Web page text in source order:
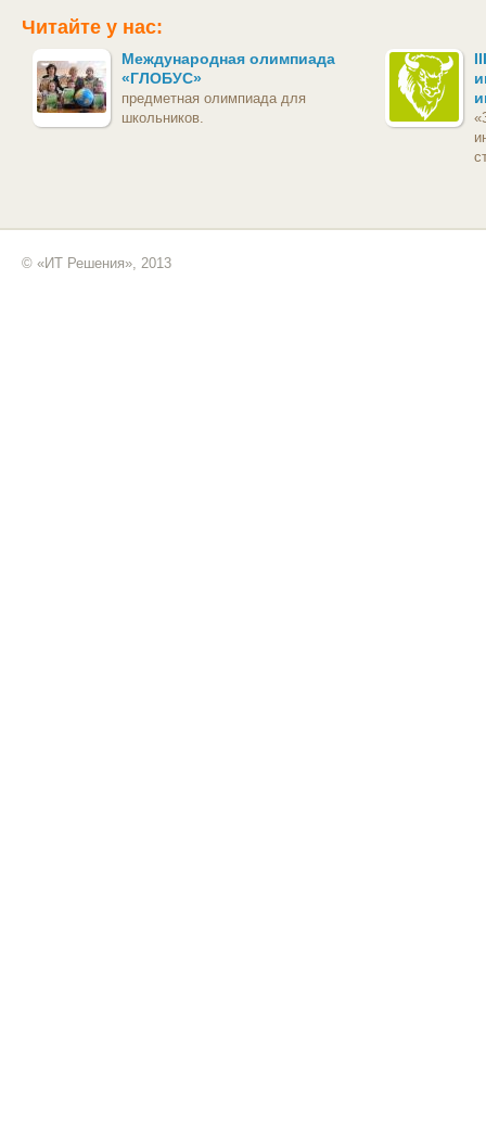
Читайте у нас:
Международная олимпиада
«ГЛОБУС»
предметная олимпиада для
школьников.
© «ИТ Решения», 2013